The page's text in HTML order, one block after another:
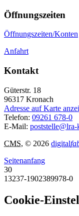
Öffnungszeiten
Öffnungszeiten/Konten
Anfahrt
Kontakt
Güterstr. 18
96317 Kronach
Adresse auf Karte
Telefon: 09261 678-0
E-Mail:
CMS, © 2026 digital
Seitenanfang
30
13237-1902389978-0
Cookie-